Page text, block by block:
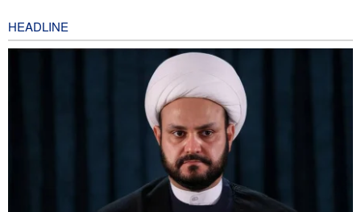
HEADLINE